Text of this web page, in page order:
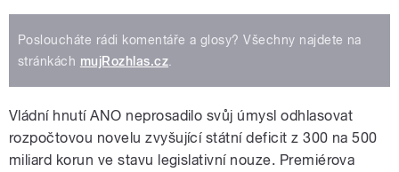
Posloucháte rádi komentáře a glosy? Všechny najdete na
stránkách mujRozhlas.cz
Vládní hnutí ANO neprosadilo svůj úmysl odhlasovat
rozpočtovou novelu zvyšující státní deficit z 300 na 500
miliard korun ve stavu legislativní nouze. Premiérova